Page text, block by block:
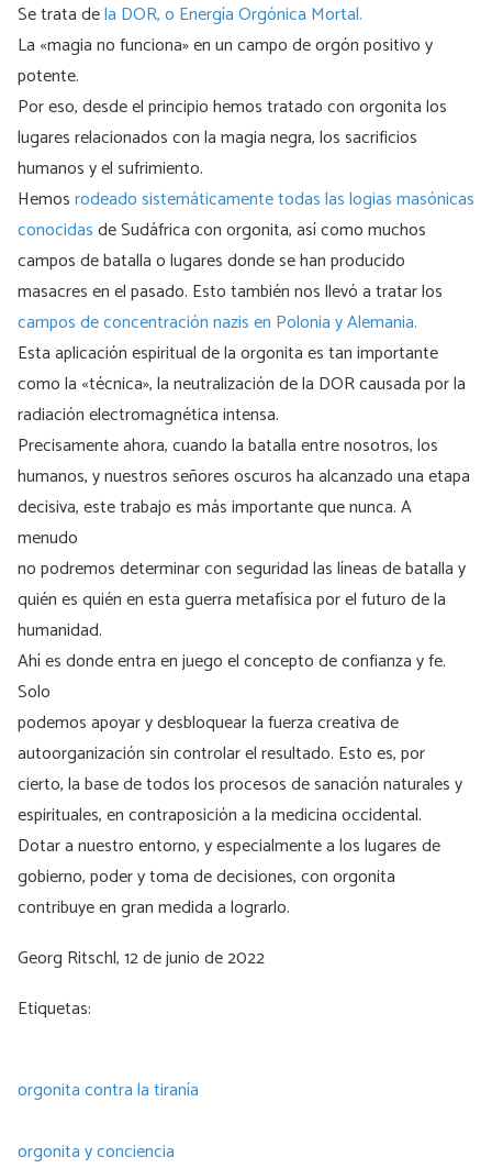
Se trata dela DOR, o Energía Orgónica Mortal.
La «magia no funciona» en un campo de orgón positivo y
potente.
Por eso, desde el principio hemos tratado con orgonita los
lugares relacionados con la magia negra, los sacrificios
humanos y el sufrimiento.
Hemosrodeadosistemáticamente todas las logias masónicas
conocidasde Sudáfrica con orgonita, así como muchos
campos de batalla o lugares donde se han producido
masacres en el pasado. Esto también nos llevó a tratar los
campos de concentración nazis en Polonia y Alemania.
Esta aplicación espiritual de la orgonita es tan importante
como la «técnica», la neutralización de la DOR causada por la
radiación electromagnética intensa.
Precisamente ahora, cuando la batalla entre nosotros, los
humanos, y nuestros señores oscuros ha alcanzado una etapa
decisiva, este trabajo es más importante que nunca. A
menudo
no podremos determinar con seguridad las líneas de batalla y
quién es quién en esta guerra metafísica por el futuro de la
humanidad.
Ahí es donde entra en juego el concepto de confianza y fe.
Solo
podemos apoyar y desbloquear la fuerza creativa de
autoorganización sin controlar el resultado. Esto es, por
cierto, la base de todos los procesos de sanación naturales y
espirituales, en contraposición a la medicina occidental.
Dotar a nuestro entorno, y especialmente a los lugares de
gobierno, poder y toma de decisiones, con orgonita
contribuye en gran medida a lograrlo.
Georg Ritschl, 12 de junio de 2022
Etiquetas:
orgonita contra la tiranía
orgonita y conciencia